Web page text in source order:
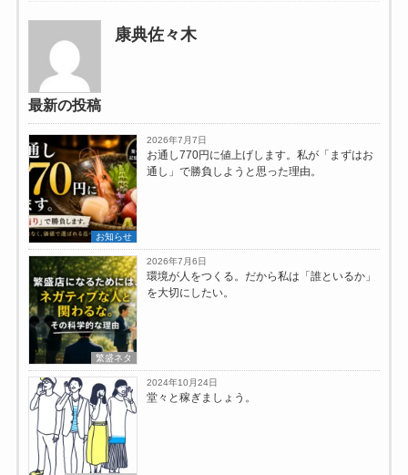
康典佐々木
最新の投稿
お知らせ
2026年7月7日
お通し770円に値上げします。私が「まずはお
通し」で勝負しようと思った理由。
繁盛ネタ
2026年7月6日
環境が人をつくる。だから私は「誰といるか」
を大切にしたい。
2024年10月24日
堂々と稼ぎましょう。